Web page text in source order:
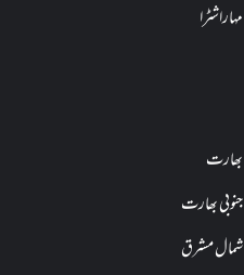
مہاراشٹرا
بھارت
جنوبی بھارت
شمال مشرق